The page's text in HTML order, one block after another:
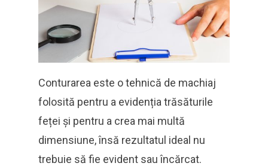
Conturarea este o tehnică de machiaj
folosită pentru a evidenția trăsăturile
feței și pentru a crea mai multă
dimensiune, însă rezultatul ideal nu
trebuie să fie evident sau încărcat.